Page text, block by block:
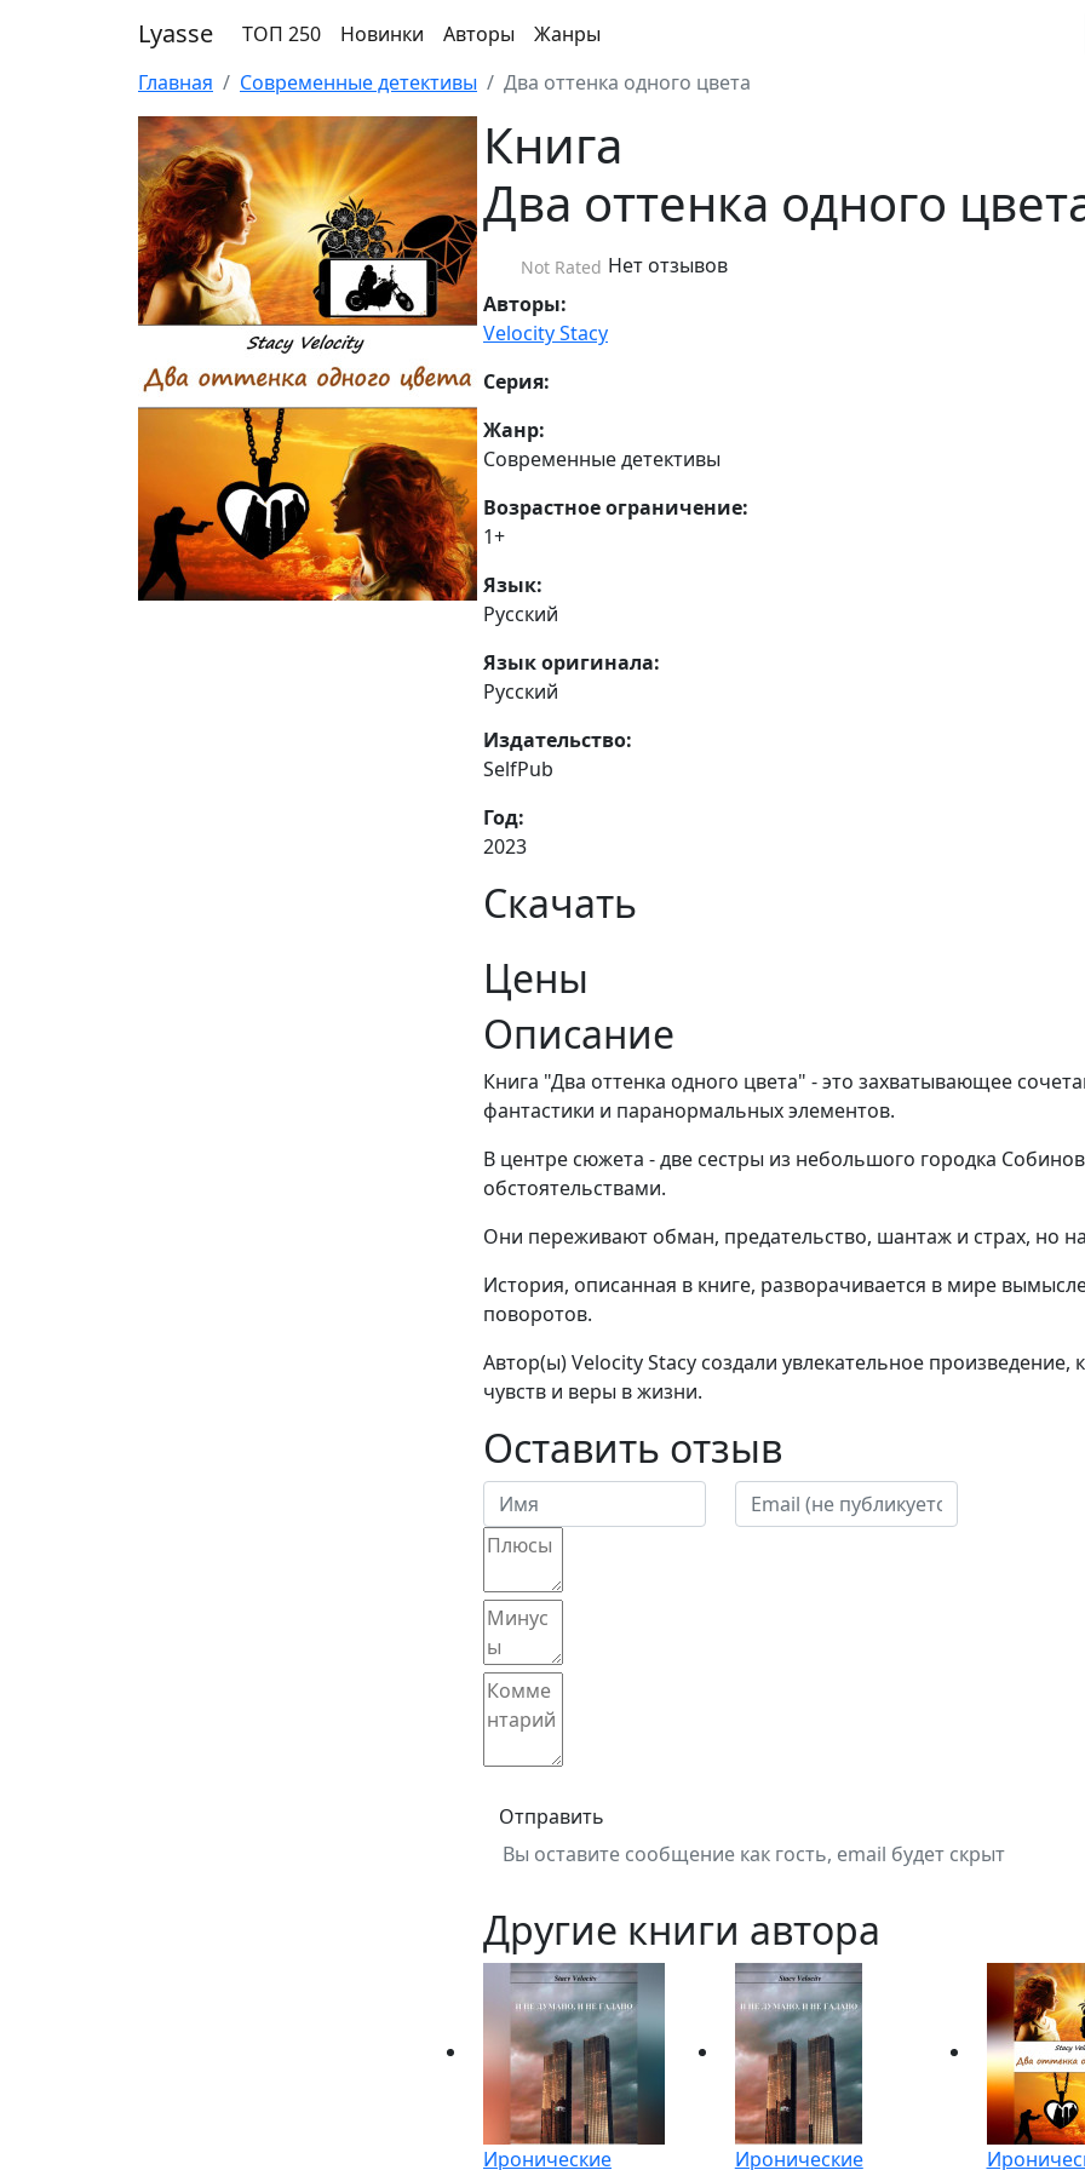
Lyasse ТОП 250 Новинки Авторы Жанры
Главная
Современные детективы Два оттенка одного цвета
Книга
Два оттенка одного
Not Rated Нет отзывов
Авторы:
Velocity Stacy
Серия:
Жанр:
Современные детективы
Возрастное ограничение:
1+
Язык:
Русский
Язык оригинала:
Русский
Издательство:
SelfPub
Год:
2023
Скачать
Цены
Описание
Книга "Два оттенка одного цвета" - это захватывающее
фантастики и паранормальных элементов.
В центре сюжета - две сестры из небольшого городка
обстоятельствами.
Они переживают обман, предательство, шантаж и страх, но
История, описанная в книге, разворачивается в мире
поворотов.
Автор(ы) Velocity Stacy создали увлекательное произведение,
чувств и веры в жизни.
Оставить отзыв
Отправить
Вы оставите сообщение как гость, email будет скрыт
Другие книги автора
Иронические Иронические